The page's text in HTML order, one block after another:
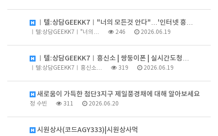
ㅣ텔:상담GEEKK7ㅣ"너의 모든것 안다"…'인터넷 흥…
ㅣ텔:상담GEEKK7ㅣ"너의… 246 2026.06.19
ㅣ텔:상담GEEKK7ㅣ흥신소 | 쌍둥이폰 | 실시간도청…
ㅣ텔:상담GEEKK7ㅣ흥신소… 319 2026.06.19
새로움이 가득한 첨단3지구 제일풍경채에 대해 알아보세요
정 수빈 311 2026.06.20
시원상사(코드AGY333)|시원상사먹